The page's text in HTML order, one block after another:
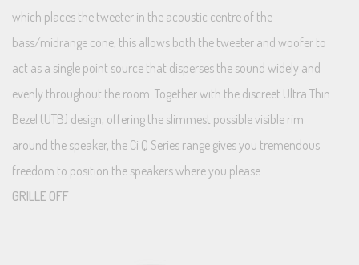
which places the tweeter in the acoustic centre of the
bass/midrange cone, this allows both the tweeter and woofer to
act as a single point source that disperses the sound widely and
evenly throughout the room. Together with the discreet Ultra Thin
Bezel (UTB) design, offering the slimmest possible visible rim
around the speaker, the Ci Q Series range gives you tremendous
freedom to position the speakers where you please.
GRILLE OFF